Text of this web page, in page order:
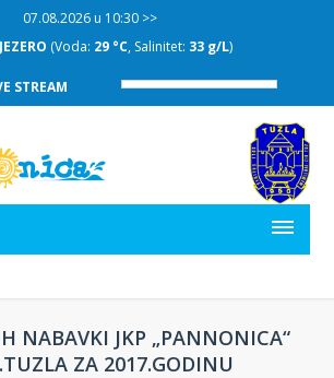
07.08.2026 u 10:30 >>
(Voda: 29 °C, Salinitet: 33 g/L)
STREAM
NABAVKI JKP „PANNONICA“
ZA 2017.GODINU